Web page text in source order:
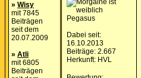
» Wisy
mit 7845
Beiträgen
seit dem
20.07.2009
» Atli
mit 6805
Beiträgen
Pegasus
Dabei seit:
16.10.2013
Beiträge: 2.667
Herkunft: HVL